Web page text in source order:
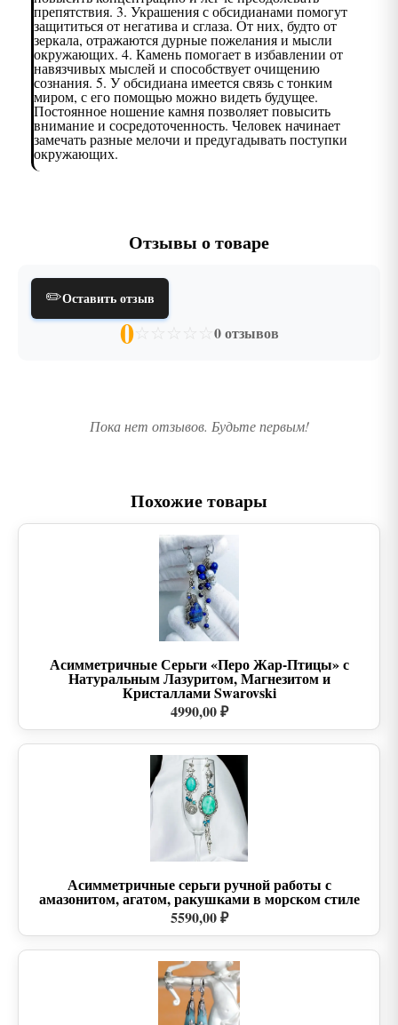
препятствия. 3. Украшения с обсидианами помогут
защититься от негатива и сглаза. От них, будто от
зеркала, отражаются дурные пожелания и мысли
окружающих. 4. Камень помогает в избавлении от
навязчивых мыслей и способствует очищению
сознания. 5. У обсидиана имеется связь с тонким
миром, с его помощью можно видеть будущее.
Постоянное ношение камня позволяет повысить
внимание и сосредоточенность. Человек начинает
замечать разные мелочи и предугадывать поступки
окружающих.
Отзывы о товаре
✏️Оставить отзыв
0☆ ☆ ☆ ☆ ☆ 0 отзывов
Пока нет отзывов. Будьте первым!
Похожие товары
Асимметричные Серьги «Перо Жар-Птицы» с
Натуральным Лазуритом, Магнезитом и
Кристаллами Swarovski
4990,00 ₽
Асимметричные серьги ручной работы с
амазонитом, агатом, ракушками в морском стиле
5590,00 ₽